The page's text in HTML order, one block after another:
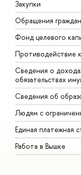
Закупки
Обращения
Фонд целевого
Противодействие
Сведения о
обязательствах
Сведения об
Людям с
Единая платежная
Работа в Вышке